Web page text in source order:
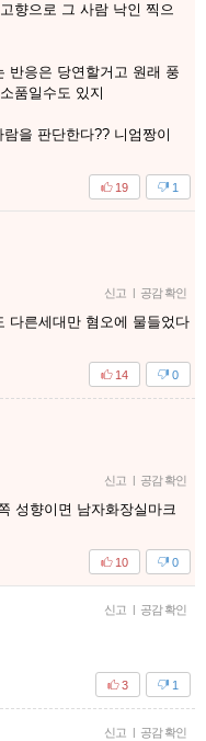
향으로 그 사람 낙인 찍으
반응은 당연할거고 원래 풍
품일수도 있지
을 판단한다?? 니엄짱이
1
19
신고 | 공감 확인
다른세대만 혐오에 물들었다
0
14
신고 | 공감 확인
성향이면 남자화장실마크
0
10
신고 | 공감 확인
1
3
신고 | 공감 확인